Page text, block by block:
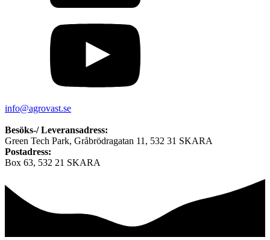
info@agrovast.se
Besöks-/ Leveransadress:
Green Tech Park, Gråbrödragatan 11, 532 31 SKARA
Postadress:
Box 63, 532 21 SKARA